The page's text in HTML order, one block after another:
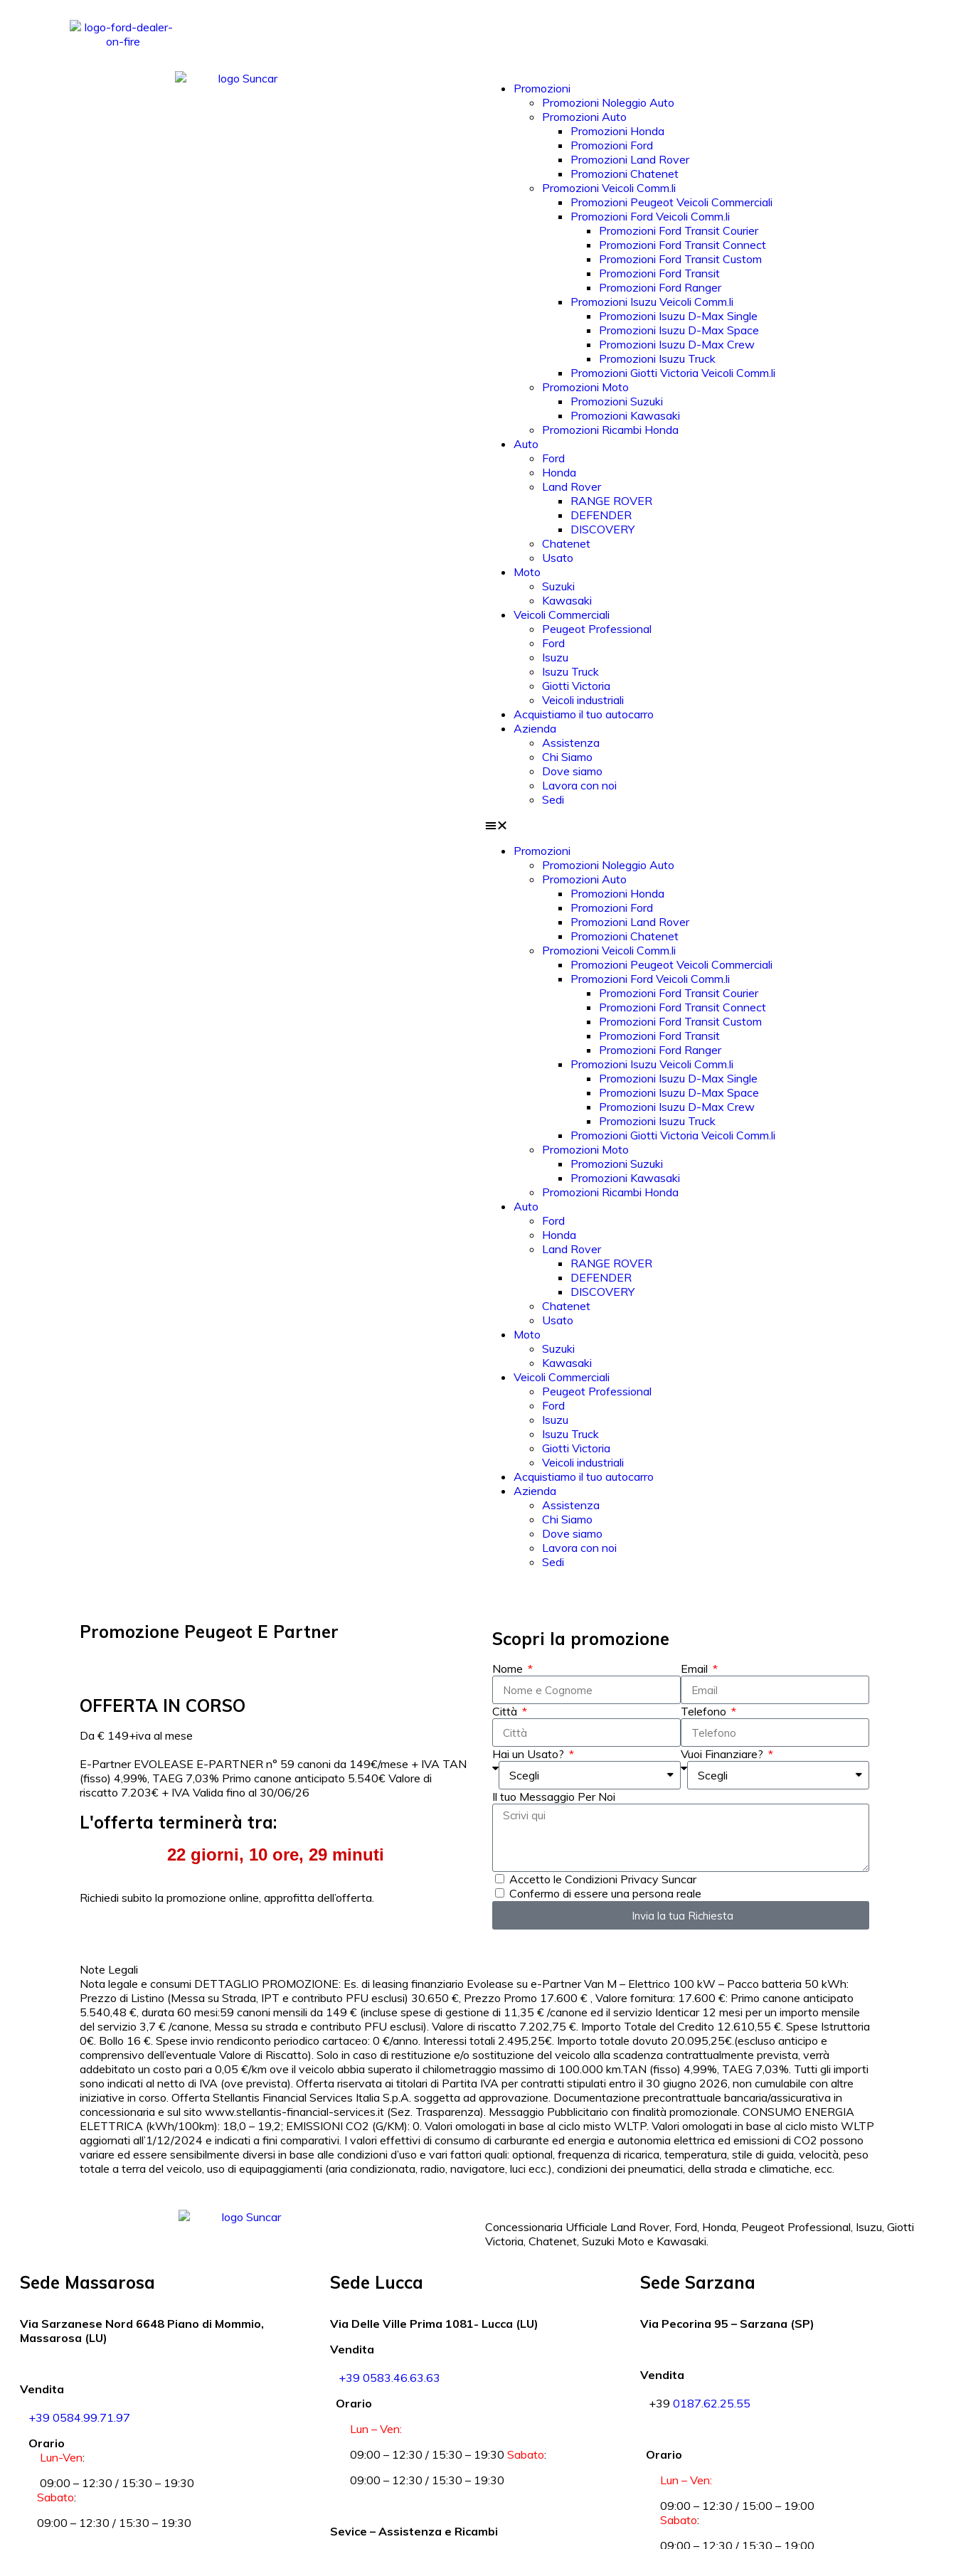
Promozioni
Promozioni Noleggio Auto
Promozioni Auto
Promozioni Honda
Promozioni Ford
Promozioni Land Rover
Promozioni Chatenet
Promozioni Veicoli Comm.li
Promozioni Peugeot Veicoli Commerciali
Promozioni Ford Veicoli Comm.li
Promozioni Ford Transit Courier
Promozioni Ford Transit Connect
Promozioni Ford Transit Custom
Promozioni Ford Transit
Promozioni Ford Ranger
Promozioni Isuzu Veicoli Comm.li
Promozioni Isuzu D-Max Single
Promozioni Isuzu D-Max Space
Promozioni Isuzu D-Max Crew
Promozioni Isuzu Truck
Promozioni Giotti Victoria Veicoli Comm.li
Promozioni Moto
Promozioni Suzuki
Promozioni Kawasaki
Promozioni Ricambi Honda
Auto
Ford
Honda
Land Rover
RANGE ROVER
DEFENDER
DISCOVERY
Chatenet
Usato
Moto
Suzuki
Kawasaki
Veicoli Commerciali
Peugeot Professional
Ford
Isuzu
Isuzu Truck
Giotti Victoria
Veicoli industriali
Acquistiamo il tuo autocarro
Azienda
Assistenza
Chi Siamo
Dove siamo
Lavora con noi
Sedi
Promozioni
Promozioni Noleggio Auto
Promozioni Auto
Promozioni Honda
Promozioni Ford
Promozioni Land Rover
Promozioni Chatenet
Promozioni Veicoli Comm.li
Promozioni Peugeot Veicoli Commerciali
Promozioni Ford Veicoli Comm.li
Promozioni Ford Transit Courier
Promozioni Ford Transit Connect
Promozioni Ford Transit Custom
Promozioni Ford Transit
Promozioni Ford Ranger
Promozioni Isuzu Veicoli Comm.li
Promozioni Isuzu D-Max Single
Promozioni Isuzu D-Max Space
Promozioni Isuzu D-Max Crew
Promozioni Isuzu Truck
Promozioni Giotti Victoria Veicoli Comm.li
Promozioni Moto
Promozioni Suzuki
Promozioni Kawasaki
Promozioni Ricambi Honda
Auto
Ford
Honda
Land Rover
RANGE ROVER
DEFENDER
DISCOVERY
Chatenet
Usato
Moto
Suzuki
Kawasaki
Veicoli Commerciali
Peugeot Professional
Ford
Isuzu
Isuzu Truck
Giotti Victoria
Veicoli industriali
Acquistiamo il tuo autocarro
Azienda
Assistenza
Chi Siamo
Dove siamo
Lavora con noi
Sedi
Promozione Peugeot E Partner
OFFERTA IN CORSO
Da € 149+iva al mese
E-Partner EVOLEASE E-PARTNER n° 59 canoni da 149€/mese + IVA TAN
(fisso) 4,99%, TAEG 7,03% Primo canone anticipato 5.540€ Valore di
riscatto 7.203€ + IVA Valida fino al 30/06/26
L'offerta terminerà tra:
22giorni, 10ore, 29minuti
Richiedi subito la promozione online, approfitta dell’offerta.
Scopri la promozione
Nome Email
Città Telefono
Hai un Usato? Vuoi Finanziare?
Il tuo Messaggio Per Noi
Accetto le Condizioni Privacy Suncar
Confermo di essere una persona reale
Invia la tua Richiesta
Note Legali
Nota legale e consumi DETTAGLIO PROMOZIONE: Es. di leasing finanziario Evolease su e-Partner Van M – Elettrico 100 kW – Pacco batteria 50 kWh:
Prezzo di Listino (Messa su Strada, IPT e contributo PFU esclusi) 30.650 €, Prezzo Promo 17.600 € , Valore fornitura: 17.600 €: Primo canone anticipato
5.540,48 €, durata 60 mesi:59 canoni mensili da 149 € (incluse spese di gestione di 11,35 € /canone ed il servizio Identicar 12 mesi per un importo mensile
del servizio 3,7 € /canone, Messa su strada e contributo PFU esclusi). Valore di riscatto 7.202,75 €. Importo Totale del Credito 12.610,55 €. Spese Istruttoria
0€. Bollo 16 €. Spese invio rendiconto periodico cartaceo: 0 €/anno. Interessi totali 2.495,25€. Importo totale dovuto 20.095,25€.(escluso anticipo e
comprensivo dell’eventuale Valore di Riscatto). Solo in caso di restituzione e/o sostituzione del veicolo alla scadenza contrattualmente prevista, verrà
addebitato un costo pari a 0,05 €/km ove il veicolo abbia superato il chilometraggio massimo di 100.000 km.TAN (fisso) 4,99%, TAEG 7,03%. Tutti gli importi
sono indicati al netto di IVA (ove prevista). Offerta riservata ai titolari di Partita IVA per contratti stipulati entro il 30 giugno 2026, non cumulabile con altre
iniziative in corso. Offerta Stellantis Financial Services Italia S.p.A. soggetta ad approvazione. Documentazione precontrattuale bancaria/assicurativa in
concessionaria e sul sito www.stellantis-financial-services.it (Sez. Trasparenza). Messaggio Pubblicitario con finalità promozionale. CONSUMO ENERGIA
ELETTRICA (kWh/100km): 18,0 – 19,2; EMISSIONI CO2 (G/KM): 0. Valori omologati in base al ciclo misto WLTP. Valori omologati in base al ciclo misto WLTP
aggiornati all’1/12/2024 e indicati a fini comparativi. I valori effettivi di consumo di carburante ed energia e autonomia elettrica ed emissioni di CO2 possono
variare ed essere sensibilmente diversi in base alle condizioni d’uso e vari fattori quali: optional, frequenza di ricarica, temperatura, stile di guida, velocità, peso
totale a terra del veicolo, uso di equipaggiamenti (aria condizionata, radio, navigatore, luci ecc.), condizioni dei pneumatici, della strada e climatiche, ecc.
Concessionaria Ufficiale Land Rover, Ford, Honda, Peugeot Professional, Isuzu, Giotti
Victoria, Chatenet, Suzuki Moto e Kawasaki.
Sede Massarosa
Via Sarzanese Nord 6648 Piano di Mommio,
Massarosa (LU)
Vendita
+39 0584.99.71.97
Orario
Lun-Ven:
09:00 – 12:30 / 15:30 – 19:30
Sabato:
09:00 – 12:30 / 15:30 – 19:30
Sede Lucca
Via Delle Ville Prima 1081- Lucca (LU)
Vendita
+39 0583.46.63.63
Orario
Lun – Ven:
09:00 – 12:30 / 15:30 – 19:30 Sabato:
09:00 – 12:30 / 15:30 – 19:30
Sevice – Assistenza e Ricambi
Sede Sarzana
Via Pecorina 95 – Sarzana (SP)
Vendita
+39 0187.62.25.55
Orario
Lun – Ven:
09:00 – 12:30 / 15:00 – 19:00
Sabato:
09:00 – 12:30 / 15:30 – 19:00